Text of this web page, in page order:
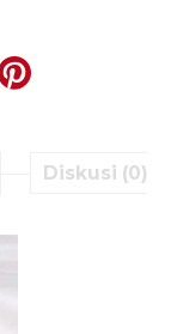
Diskusi (0)